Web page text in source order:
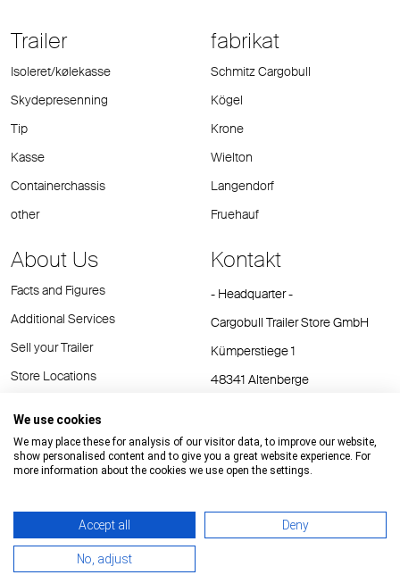
Trailer
Isoleret/kølekasse
Skydepresenning
Tip
Kasse
Containerchassis
other
fabrikat
Schmitz Cargobull
Kögel
Krone
Wielton
Langendorf
Fruehauf
About Us
Facts and Figures
Additional Services
Sell your Trailer
Store Locations
Kontakt
- Headquarter -
Cargobull Trailer Store GmbH
Kümperstiege 1
48341 Altenberge
E-Mail:cts@cargobull.com
Impressum / Rechtliche Hinweise Datenschutz
We use cookies
We may place these for analysis of our visitor data, to improve our website,
show personalised content and to give you a great website experience. For
more information about the cookies we use open the settings.
Accept all Deny
No, adjust